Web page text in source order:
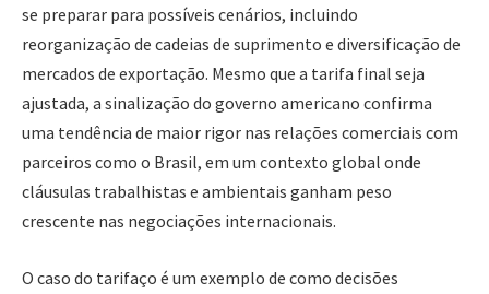
se preparar para possíveis cenários, incluindo
reorganização de cadeias de suprimento e diversificação de
mercados de exportação. Mesmo que a tarifa final seja
ajustada, a sinalização do governo americano confirma
uma tendência de maior rigor nas relações comerciais com
parceiros como o Brasil, em um contexto global onde
cláusulas trabalhistas e ambientais ganham peso
crescente nas negociações internacionais.
O caso do tarifaço é um exemplo de como decisões